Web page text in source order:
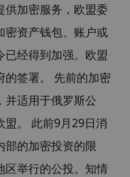
供加密服务，欧盟委
密资产钱包、账户或
经得到加强。欧盟
的签署。 先前的加密
并适用于俄罗斯公
盟。 此前9月29日消
部的加密投资的限
区举行的公投。知情